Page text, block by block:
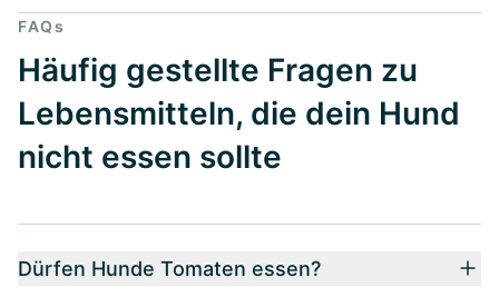
FAQs
Häufig gestellte Fragen zu
Lebensmitteln, die dein Hund
nicht essen sollte
Dürfen Hunde Tomaten essen?